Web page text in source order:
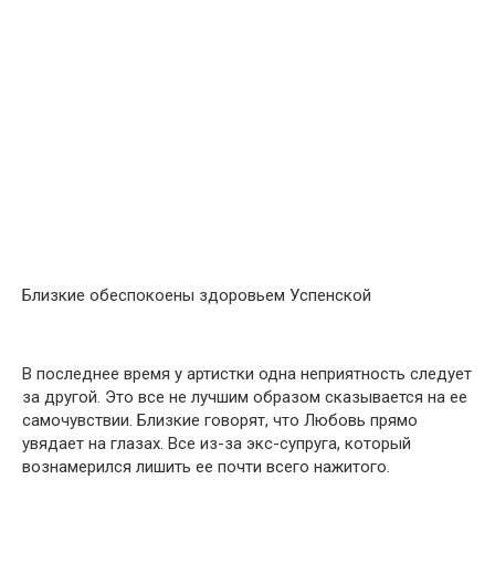
Близкие обеспокоены здоровьем Успенской
В последнее время у артистки одна неприятность следует
за другой. Это все не лучшим образом сказывается на ее
самочувствии. Близкие говорят, что Любовь прямо
увядает на глазах. Все из-за экс-супруга, который
вознамерился лишить ее почти всего нажитого.